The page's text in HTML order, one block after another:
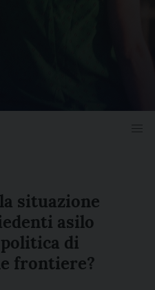
situazione
asilo
di
frontiere?